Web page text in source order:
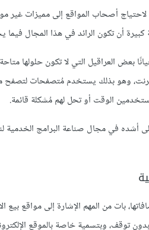
أصحاب المواقع إلى مميزات غير
أن تكون الرائد في هذا المجال
بعض العراقيل التي لا تكون حلولها
وهو بذلك يستخدم مُتصفحات
الوقت أو تحل لهم مُشكلة قائمة.
أشده في مجال صناعة البرامج
بات من المهم الإشارة إلى مواقع بيع